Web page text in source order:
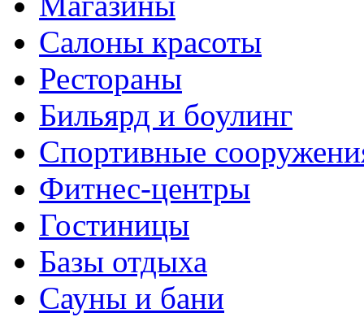
Салоны красоты
Рестораны
Бильярд и боулинг
Спортивные
Фитнес-центры
Гостиницы
Базы отдыха
Сауны и бани